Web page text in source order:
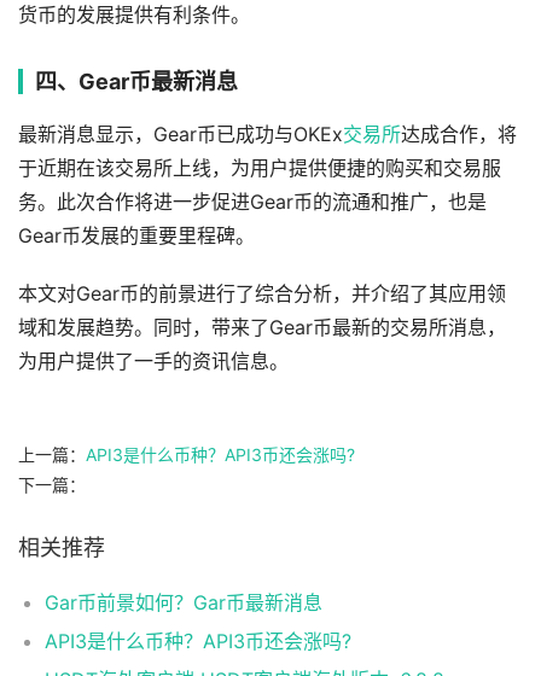
货币的发展提供有利条件。
四、Gear币最新消息
最新消息显示，Gear币已成功与OKEx交易所达成合作，将
于近期在该交易所上线，为用户提供便捷的购买和交易服
务。此次合作将进一步促进Gear币的流通和推广，也是
Gear币发展的重要里程碑。
本文对Gear币的前景进行了综合分析，并介绍了其应用领
域和发展趋势。同时，带来了Gear币最新的交易所消息，
为用户提供了一手的资讯信息。
上一篇： API3是什么币种？API3币还会涨吗?
下一篇：
相关推荐
Gar币前景如何？Gar币最新消息
API3是什么币种？API3币还会涨吗?